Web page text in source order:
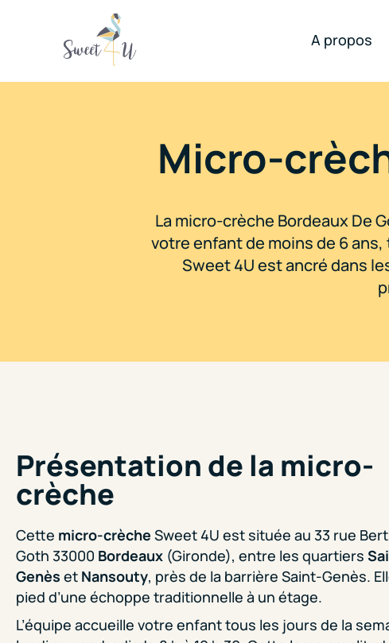
A propos
Micro-
La micro-crèche Bordeaux De
votre enfant de moins de 6
Sweet 4U est ancré dans
Présentation de la micro-
crèche
Cette micro-crèche Sweet 4U est située au 33 rue
Goth 33000 Bordeaux (Gironde), entre les quartiers
Genès et Nansouty, près de la barrière Saint-Genès.
pied d’une échoppe traditionnelle à un étage.
L’équipe accueille votre enfant tous les jours de la